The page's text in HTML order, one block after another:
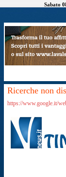
Sabato
Ricerche non
https://www.google.it/